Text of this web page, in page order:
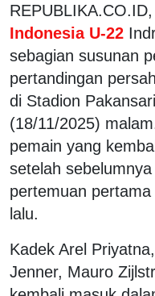
Indonesia U-22
sebagian susunan
pertandingan
di Stadion
(18/11/2025)
pemain yang
setelah
pertemuan
lalu.
Kadek Arel
Jenner, Mauro